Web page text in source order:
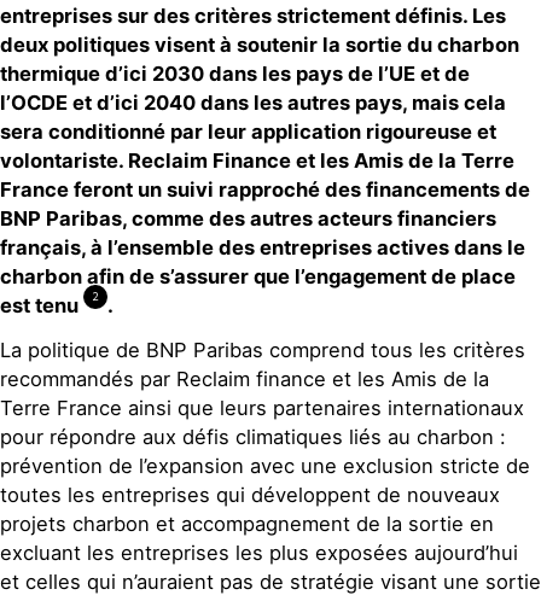
entreprises sur des critères strictement définis. Les
deux politiques visent à soutenir la sortie du charbon
thermique d’ici 2030 dans les pays de l’UE et de
l’OCDE et d’ici 2040 dans les autres pays, mais cela
sera conditionné par leur application rigoureuse et
volontariste. Reclaim Finance et les Amis de la Terre
France feront un suivi rapproché des financements de
BNP Paribas, comme des autres acteurs financiers
français, à l’ensemble des entreprises actives dans le
charbon afin de s’assurer que l’engagement de place
est tenu 2
.
La politique de BNP Paribas comprend tous les critères
recommandés par Reclaim finance et les Amis de la
Terre France ainsi que leurs partenaires internationaux
pour répondre aux défis climatiques liés au charbon :
prévention de l’expansion avec une exclusion stricte de
toutes les entreprises qui développent de nouveaux
projets charbon et accompagnement de la sortie en
excluant les entreprises les plus exposées aujourd’hui
et celles qui n’auraient pas de stratégie visant une sortie